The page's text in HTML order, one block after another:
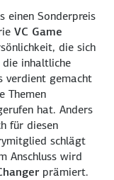
einen Sonderpreis
VC Game
die sich
die inhaltliche
verdient gemacht
Themen
hat. Anders
für diesen
schlägt
Anschluss wird
prämiert.